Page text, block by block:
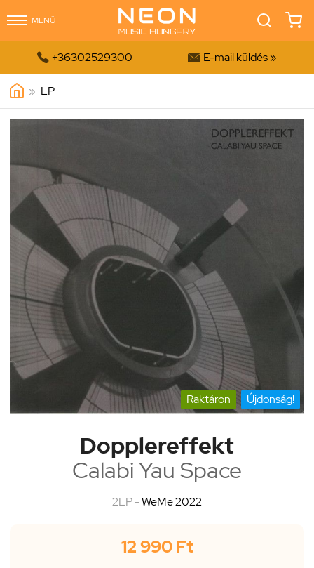
MENÜ
 +36302529300  E-mail küldés »
» LP
Raktáron Újdonság!
Dopplereffekt
Calabi Yau Space
2LP -WeMe 2022
12 990 Ft